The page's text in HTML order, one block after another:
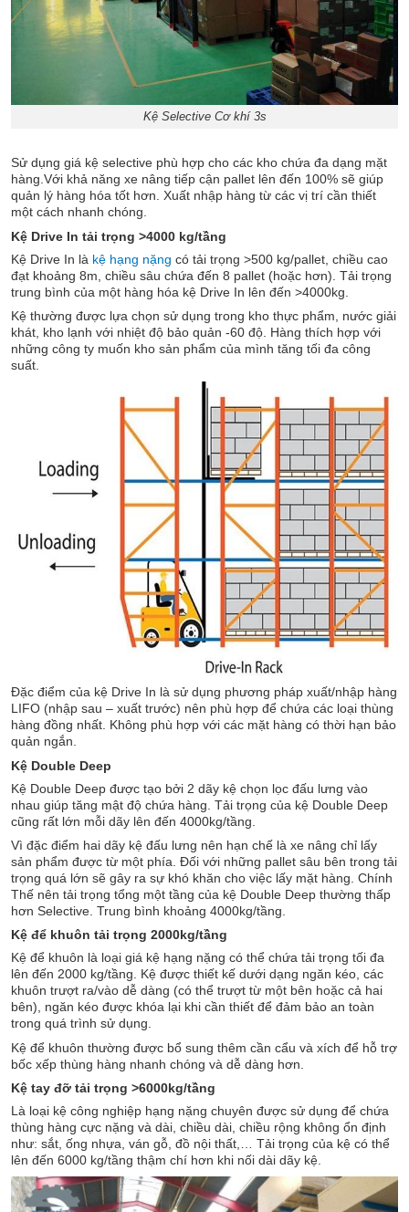
Kệ Selective Cơ khí 3s
Sử dụng giá kệ selective phù hợp cho các kho chứa đa dạng mặt
hàng.Với khả năng xe nâng tiếp cận pallet lên đến 100% sẽ giúp
quản lý hàng hóa tốt hơn. Xuất nhập hàng từ các vị trí cần thiết
một cách nhanh chóng.
Kệ Drive In tải trọng >4000 kg/tầng
Kệ Drive In là kệ hạng nặng có tải trọng >500 kg/pallet, chiều cao
đạt khoảng 8m, chiều sâu chứa đến 8 pallet (hoặc hơn). Tải trọng
trung bình của một hàng hóa kệ Drive In lên đến >4000kg.
Kệ thường được lựa chọn sử dụng trong kho thực phẩm, nước giải
khát, kho lạnh với nhiệt độ bảo quản -60 độ. Hàng thích hợp với
những công ty muốn kho sản phẩm của mình tăng tối đa công
suất.
Đặc điểm của kệ Drive In là sử dụng phương pháp xuất/nhập hàng
LIFO (nhập sau – xuất trước) nên phù hợp để chứa các loại thùng
hàng đồng nhất. Không phù hợp với các mặt hàng có thời hạn bảo
quản ngắn.
Kệ Double Deep
Kệ Double Deep được tạo bởi 2 dãy kệ chọn lọc đấu lưng vào
nhau giúp tăng mật độ chứa hàng. Tải trọng của kệ Double Deep
cũng rất lớn mỗi dãy lên đến 4000kg/tầng.
Vì đặc điểm hai dãy kệ đấu lưng nên hạn chế là xe nâng chỉ lấy
sản phẩm được từ một phía. Đối với những pallet sâu bên trong tải
trọng quá lớn sẽ gây ra sự khó khăn cho việc lấy mặt hàng. Chính
Thế nên tải trọng tổng một tầng của kệ Double Deep thường thấp
hơn Selective. Trung bình khoảng 4000kg/tầng.
Kệ để khuôn tải trọng 2000kg/tầng
Kệ để khuôn là loại giá kệ hạng nặng có thể chứa tải trọng tối đa
lên đến 2000 kg/tầng. Kệ được thiết kế dưới dạng ngăn kéo, các
khuôn trượt ra/vào dễ dàng (có thể trượt từ một bên hoặc cả hai
bên), ngăn kéo được khóa lại khi cần thiết để đảm bảo an toàn
trong quá trình sử dụng.
Kệ để khuôn thường được bổ sung thêm cần cẩu và xích để hỗ trợ
bốc xếp thùng hàng nhanh chóng và dễ dàng hơn.
Kệ tay đỡ tải trọng >6000kg/tầng
Là loại kệ công nghiệp hạng nặng chuyên được sử dụng để chứa
thùng hàng cực nặng và dài, chiều dài, chiều rộng không ổn định
như: sắt, ống nhựa, ván gỗ, đồ nội thất,… Tải trọng của kệ có thể
lên đến 6000 kg/tầng thậm chí hơn khi nối dài dãy kệ.